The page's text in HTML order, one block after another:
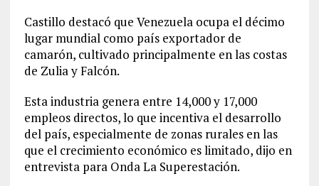
Castillo destacó que Venezuela ocupa el décimo
lugar mundial como país exportador de
camarón, cultivado principalmente en las costas
de Zulia y Falcón.
Esta industria genera entre 14,000 y 17,000
empleos directos, lo que incentiva el desarrollo
del país, especialmente de zonas rurales en las
que el crecimiento económico es limitado, dijo en
entrevista para Onda La Superestación.